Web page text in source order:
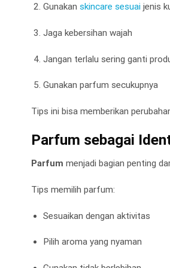
Gunakan skincare sesuai jenis
Jaga kebersihan wajah
Jangan terlalu sering ganti
Gunakan parfum secukupnya
Tips ini bisa memberikan
Parfum sebagai
Parfum menjadi bagian penting
Tips memilih parfum:
Sesuaikan dengan aktivitas
Pilih aroma yang nyaman